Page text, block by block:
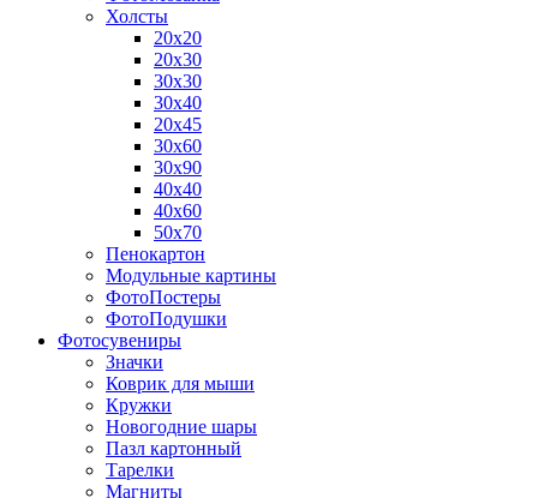
Холсты
20х20
20х30
30х30
30х40
20х45
30х60
30х90
40х40
40х60
50х70
Пенокартон
Модульные картины
ФотоПостеры
ФотоПодушки
Фотоcувениры
Значки
Коврик для мыши
Кружки
Новогодние шары
Пазл картонный
Тарелки
Магниты